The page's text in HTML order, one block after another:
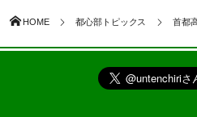
HOME 都心部トピックス 首都